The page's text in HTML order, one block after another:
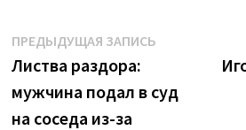
День
России
в
Иркутске"
Навигация
по
записям
ПРЕДЫДУЩАЯ ЗАПИСЬПредыдущая
Листва раздора:
мужчина подал в суд
на соседа из-за